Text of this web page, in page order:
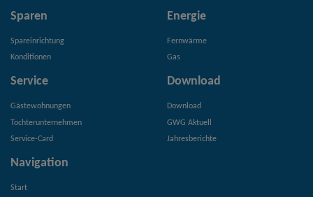
Sparen
Spareinrichtung
Konditionen
Energie
Fernwärme
Gas
Service
Gästewohnungen
Tochterunternehmen
Service-Card
Download
Download
GWG Aktuell
Jahresberichte
Navigation
Start